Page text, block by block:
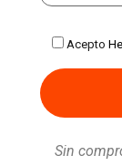
Acepto
Sin